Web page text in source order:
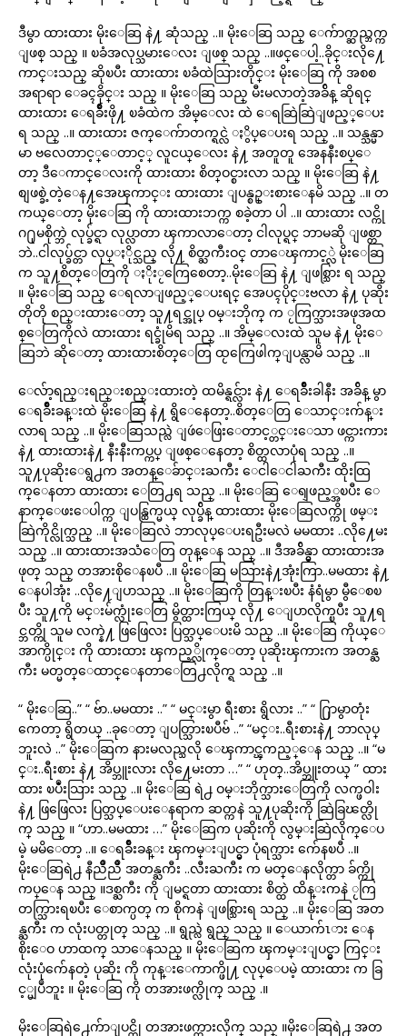
ဒီမွာ ထားထား မိုးေဆြ နဲ႔ ဆုံသည္ ..။ မိုးေဆြ သည္ ေက်ာက္ဆည္ဘက္က
ျဖစ္ သည္ ။ ၿခံအလုပ္သမားေလး ျဖစ္ သည္ ..။ဖင္ေပါ့..ခိုင္းလို႔ေ
ကာင္းသည္ ဆိုၿပီး ထားထား ၿခံထဲသြားတိုင္း မိုးေဆြ ကို အစစ
အရာရာ ေခၚခိုင္း သည္ ။ မိုးေဆြ သည္ မီးမလာတဲ့အခ်ိန္ ဆိုရင္
ထားထား ေရခ်ိဳးဖို႔ ၿခံထဲက အိမ္ေလး ထဲ ေရဆြဲဆြဲျဖည့္ေပး
ရ သည္ ..။ ထားထား ဇက္ေက်ာတက္ရင္လဲ ႏွိပ္ေပးရ သည္ ..။ သန္သန္မာ
မာ ဗလေတာင့္ေတာင့္ လူငယ္ေလး နဲ႔ အတူတူ အေနနီးစပ္ေ
တာ့ ဒီေကာင္ေလးကို ထားထား စိတ္ဝင္စားလာ သည္ ။ မိုးေဆြ နဲ႔
စျဖစ္ခဲ့တဲ့ေန႔အေၾကာင္း ထားထား ျပန္စဥ္းစားေနမိ သည္ ..။ တ
ကယ္ေတာ့ မိုးေဆြ ကို ထားထားဘက္က စခဲ့တာ ပါ ..။ ထားထား လင္ကို
ဂ႐ုမစိုက္ဘဲ လုပ္ခ်င္ရာ လုပ္လာတာ ၾကာလာေတာ့ ငါလုပ္ရင္ ဘာမဆို ျဖစ္တာ
ဘဲ..ငါလုပ္ခ်င္တာ လုပ္ႏိုင္သည္ လို႔ စိတ္ႀကီးဝင္ တာေၾကာင့္လဲ မိုးေဆြ
က သူ႔စိတ္ေတြကို ႏိုးႂကြေစေတာ့..မိုးေဆြ နဲ႔ ျဖစ္သြား ရ သည္
။ မိုးေဆြ သည္ ေရလာျဖည့္ေပးရင္ အေပၚပိုင္းဗလာ နဲ႔ ပုဆိုး
တိုတို စည္းထားေတာ့ သူ႔ရင္အုပ္ ဝမ္းဘိုက္ က ႂကြက္သားအဖုအထ
စ္ေတြကိုလဲ ထားထား ရင္ခုံမိရ သည္ ..။ အိမ္ေလးထဲ သူမ နဲ႔ မိုးေ
ဆြဘဲ ဆိုေတာ့ ထားထားစိတ္ေတြ ထႂကြေဖါက္ျပန္လာမိ သည္ ..။
ေလ်ာ့ရည္းရည္းစည္းထားတဲ့ ထမိန္ရင္လ်ား နဲ႔ ေရခ်ိဳးခါနီး အခ်ိန္ မွာ
ေရခ်ိဳးခန္းထဲ မိုးေဆြ နဲ႔ ရွိေနေတာ့..စိတ္ေတြ ေသာင္းက်န္း
လာရ သည္ ..။ မိုးေဆြသည္လဲ ျဖဴေဖြးေတာင့္တင္းေသာ ဖင္ကားကား
နဲ႔ ထားထားနဲ႔ နီးနီးကပ္ကပ္ ျဖစ္ေနေတာ့ စိတ္ထလာပုံရ သည္ ..။
သူ႔ပုဆိုးေရွ႕က အတန္ေခ်ာင္းႀကီး ေငါေငါႀကီး ထိုးထြ
က္ေနတာ ထားထား ေတြ႕ရ သည္ ..။ မိုးေဆြ ေရျဖည့္အၿပီး ေ
နာက္ေဖးေပါက္က ျပန္ထြက္မယ္ လုပ္ခ်ိန္ ထားထား မိုးေဆြလက္ကို ဖမ္း
ဆြဲကိုင္လိုက္သည္ ..။ မိုးေဆြလဲ ဘာလုပ္ေပးရဦးမလဲ မမထား ..လို႔ေမး
သည္ ..။ ထားထားအသံေတြ တုန္ေန သည္ ..။ ဒီအခ်ိန္မွာ ထားထားအ
ဖုတ္ သည္ တအားစိုေနၿပီ ..။ မိုးေဆြ မသြားနဲ႔အုံးကြာ..မမထား နဲ႔
ေနပါအုံး ..လို႔ေျပာသည္ ..။ မိုးေဆြကို တြန္းၿပီး နံရံမွာ မွီေစၿ
ပီး သူ႔ကို မင္းမ်က္လုံးေတြ မွိတ္ထားကြယ္ လို႔ ေျပာလိုက္ၿပီး သူ႔ရ
င္ဘတ္ကို သူမ လက္နဲ႔ ဖြဖြေလး ပြတ္သပ္ေပးမိ သည္ ..။ မိုးေဆြ ကိုယ္ေ
အာက္ပိုင္း ကို ထားထား ၾကည့္လိုက္ေတာ့ ပုဆိုးၾကားက အတန္ႀ
ကီး မတ္မတ္ေထာင္ေနတာေတြ႕လိုက္ရ သည္ ..။
“ မိုးေဆြ..” “ ဗ်ာ..မမထား ..” “ မင္းမွာ ရီးစား ရွိလား ..” “ ႐ြာမွာတုံး
ကေတာ့ ရွိတယ္ ..ခုေတာ့ ျပတ္သြားၿပီဗ် ..” “မင္း..ရီးစားနဲ႔ ဘာလုပ္
ဘူးလဲ ..” မိုးေဆြက နားမလည္သလို ေၾကာင္ၾကည့္ေန သည္ ..။ “မ
င္း..ရီးစား နဲ႔ အိပ္ဘူးလား လို႔ေမးတာ …” “ ဟုတ္..အိပ္ဘူးတယ္ ” ထား
ထား ၿပဳံးသြား သည္ ..။ မိုးေဆြ ရဲ႕ ဝမ္းဘိုက္သားေတြကို လက္ဖဝါး
နဲ႔ ဖြဖြေလး ပြတ္သပ္ေပးေနရာက ဆတ္ကနဲ သူ႔ပုဆိုးကို ဆြဲခြၽတ္လို
က္ သည္ ။ “ဟာ..မမထား …” မိုးေဆြက ပုဆိုးကို လွမ္းဆြဲလိုက္ေပ
မဲ့ မမိေတာ့ ..။ ေရခ်ိဳးခန္း ၾကမ္းျပင္မွာ ပုံရက္သား က်ေနၿပီ ..။
မိုးေဆြရဲ႕ နီညိဳညိဳ အတန္ႀကီး ..လီးႀကီး က မတ္ေနလိုက္တာ ခ်က္ကို
ကပ္ေန သည္ ။ဒစ္ႀကီး ကို ျမင္ရတာ ထားထား စိတ္ထဲ ထိန္းကနဲ ႂကြ
တက္သြားရၿပီး ေစာက္ပတ္ က စိုကနဲ ျဖစ္သြားရ သည္ ..။ မိုးေဆြ အတ
န္ႀကီး က လုံးပတ္တုတ္ သည္ ..။ ရွည္လဲ ရွည္ သည္ ။ ေယာက်ၤား ေန
စိုးေဝ ဟာထက္ သာေနသည္ ။ မိုးေဆြက ၾကမ္းျပင္မွာ ကြင္း
လုံးပုံက်ေနတဲ့ ပုဆိုး ကို ကုန္းေကာက္ဖို႔ လုပ္ေပမဲ့ ထားထား က ခြ
င့္မျပဳဘူး ။ မိုးေဆြ ကို တအားဖက္လိုက္ သည္ .။
မိုးေဆြရဲ႕ေက်ာျပင္ကို တအားဖက္ထားလိုက္ သည္ ။မိုးေဆြရဲ႕ အတ